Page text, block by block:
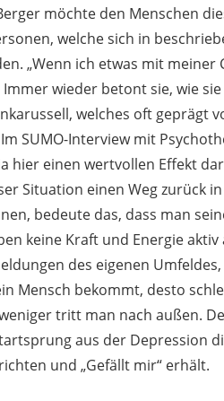
möchte den Menschen
welche sich in
„Wenn ich etwas mit meiner
wieder betont sie, wie
welches oft geprägt
SUMO-Interview mit
hier einen wertvollen Effekt
Situation einen Weg zurück
bedeute das, dass man
keine Kraft und Energie aktiv
des eigenen Umfeldes,
Mensch bekommt, desto
tritt man nach außen.
aus der Depression
und „Gefällt mir“ erhält.